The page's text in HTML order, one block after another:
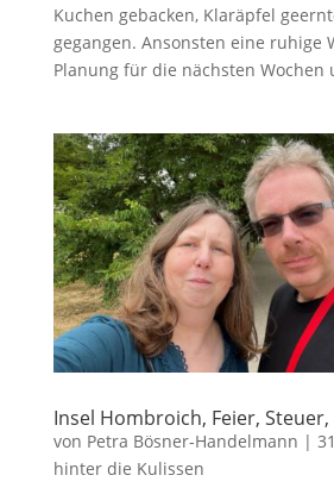
Kuchen gebacken, Klaräpfel
gegangen. Ansonsten eine ruhige
Planung für die nächsten Wochen
Insel Hombroich, Feier,
von Petra Bösner-Handelmann |
hinter die Kulissen